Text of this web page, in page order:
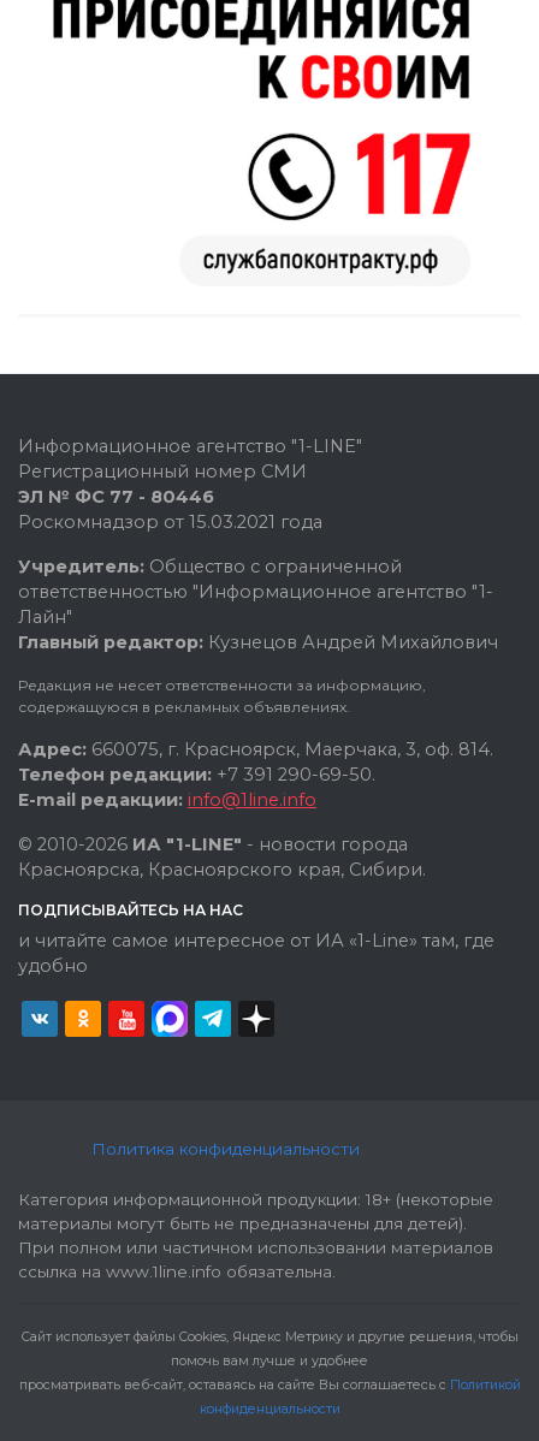
Информационное агентство "1-LINE"
Регистрационный номер СМИ
ЭЛ № ФС 77 - 80446
Роскомнадзор от 15.03.2021 года
Учредитель: Общество с ограниченной
ответственностью "Информационное агентство "1-
Лайн"
Главный редактор: Кузнецов Андрей Михайлович
Редакция не несет ответственности за информацию,
содержащуюся в рекламных объявлениях.
Адрес: 660075, г. Красноярск, Маерчака, 3, оф. 814.
Телефон редакции: +7 391 290-69-50.
E-mail редакции: info@1line.info
© 2010-2026 ИА "1-LINE" - новости города
Красноярска, Красноярского края, Сибири.
ПОДПИСЫВАЙТЕСЬ НА НАС
и читайте самое интересное от ИА «1-Line» там, где
удобно
Политика конфиденциальности
Категория информационной продукции: 18+ (некоторые
материалы могут быть не предназначены для детей).
При полном или частичном использовании материалов
ссылка на www.1line.info обязательна.
Cайт использует файлы Cookies, Яндекс Метрику и другие решения, чтобы
помочь вам лучше и удобнее
просматривать веб-сайт, оставаясь на сайте Вы соглашаетесь с Политикой
конфиденциальности